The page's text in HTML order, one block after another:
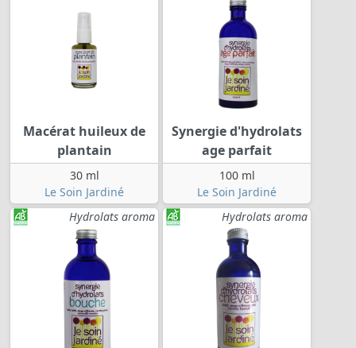
Macérat huileux de
plantain
30 ml
Le Soin Jardiné
Synergie d'hydrolats
age parfait
100 ml
Le Soin Jardiné
Hydrolats aroma
Hydrolats aroma